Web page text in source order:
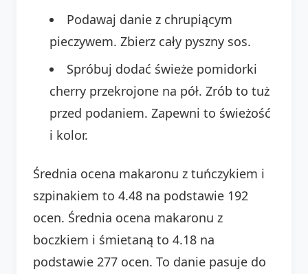
Podawaj danie z chrupiącym
pieczywem. Zbierz cały pyszny sos.
Spróbuj dodać świeże pomidorki
cherry przekrojone na pół. Zrób to tuż
przed podaniem. Zapewni to świeżość
i kolor.
Średnia ocena makaronu z tuńczykiem i
szpinakiem to 4.48 na podstawie 192
ocen. Średnia ocena makaronu z
boczkiem i śmietaną to 4.18 na
podstawie 277 ocen. To danie pasuje do